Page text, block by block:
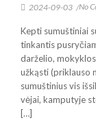
2024-09-03 /No
Kepti sumuštiniai
tinkantis
darželio,
užkąsti (priklauso
sumuštinius vis
vėjai, kamputyje
[…]